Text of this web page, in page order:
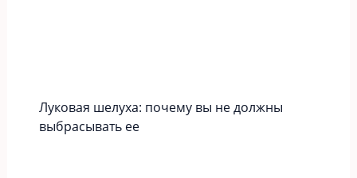
Луковая шелуха: почему вы не должны
выбрасывать ее